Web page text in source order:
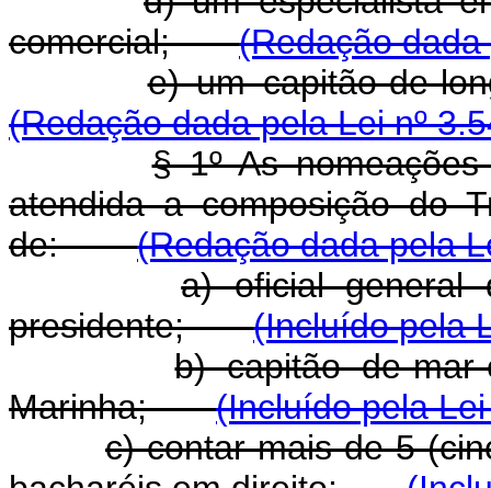
comercial;(Redação
e) um capitão-de-
(Redação dada pela Lei nº
§ 1º As
atendida a composição do
de:(Redação dada pela
a) oficial general
presidente;(Incluído pela
b) capitão de-
Marinha;(Incluído pela
c) contar mais de 5